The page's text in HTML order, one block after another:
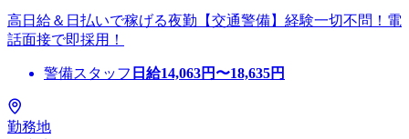
高日給＆日払いで稼げる夜勤【交通警備】経験一切不問！電
話面接で即採用！
警備スタッフ 日給14,063円〜18,635円
勤務地